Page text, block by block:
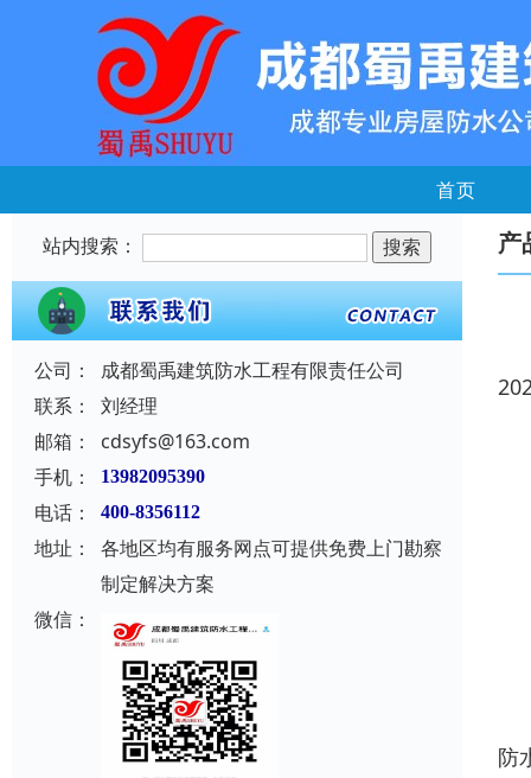
首页
站内搜索：
公司：
成都蜀禹建筑防水工程有限责任公司
联系：
刘经理
邮箱：
cdsyfs@163.com
手机：
13982095390
电话： 400-8356112
地址：
各地区均有服务网点可提供免费上门勘察
制定解决方案
微信：
产
防